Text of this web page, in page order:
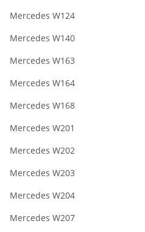
Mercedes W124
Mercedes W140
Mercedes W163
Mercedes W164
Mercedes W168
Mercedes W201
Mercedes W202
Mercedes W203
Mercedes W204
Mercedes W207